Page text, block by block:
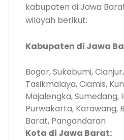
kabupaten di Jawa
wilayah berikut:
Kabupaten di Jawa
Bogor, Sukabumi,
Tasikmalaya, Ciamis,
Majalengka, Sumedang,
Purwakarta, Karawang,
Barat, Pangandaran
Kota di Jawa Barat: